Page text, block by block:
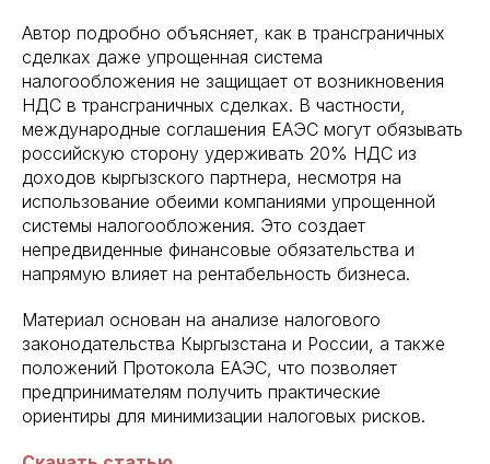
Автор подробно объясняет, как в трансграничных
сделках даже упрощенная система
налогообложения не защищает от возникновения
НДС в трансграничных сделках. В частности,
международные соглашения ЕАЭС могут обязывать
российскую сторону удерживать 20% НДС из
доходов кыргызского партнера, несмотря на
использование обеими компаниями упрощенной
системы налогообложения. Это создает
непредвиденные финансовые обязательства и
напрямую влияет на рентабельность бизнеса.
Материал основан на анализе налогового
законодательства Кыргызстана и России, а также
положений Протокола ЕАЭС, что позволяет
предпринимателям получить практические
ориентиры для минимизации налоговых рисков.